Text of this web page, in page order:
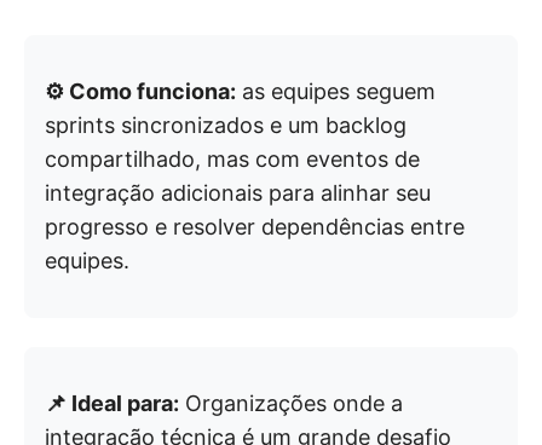
⚙️ Como funciona: as equipes seguem
sprints sincronizados e um backlog
compartilhado, mas com eventos de
integração adicionais para alinhar seu
progresso e resolver dependências entre
equipes.
📌 Ideal para: Organizações onde a
integração técnica é um grande desafio